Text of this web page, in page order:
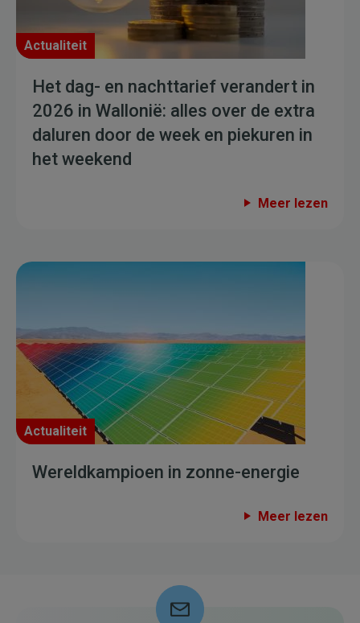
Actualiteit
Het dag- en nachttarief verandert in
2026 in Wallonië: alles over de extra
daluren door de week en piekuren in
het weekend
Meer lezen
Actualiteit
Wereldkampioen in zonne-energie
Meer lezen